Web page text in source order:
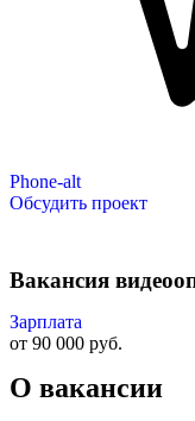
Phone-alt
Обсудить проект
Вакансия
Зарплата
от 90 000 руб.
О вакансии